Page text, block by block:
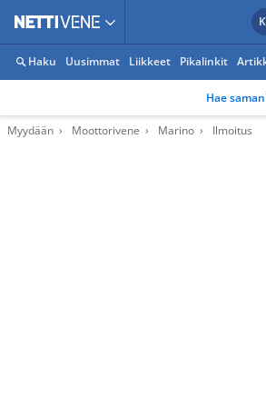
Haku Uusimmat Liikkeet Pikalinkit
Hae
Myydään Moottorivene Marino Ilmoitus